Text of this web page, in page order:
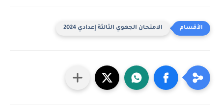
الامتحان الجهوي الثالثة إعدادي 2024